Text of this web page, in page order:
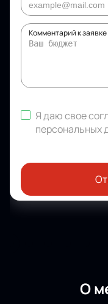
Комментарий к заявке
Я даю свое
персональных
О